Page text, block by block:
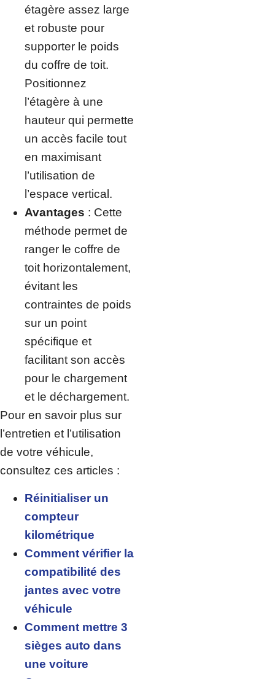
étagère assez large
et robuste pour
supporter le poids
du coffre de toit.
Positionnez
l’étagère à une
hauteur qui permette
un accès facile tout
en maximisant
l’utilisation de
l’espace vertical.
Avantages : Cette
méthode permet de
ranger le coffre de
toit horizontalement,
évitant les
contraintes de poids
sur un point
spécifique et
facilitant son accès
pour le chargement
et le déchargement.
Pour en savoir plus sur
l’entretien et l’utilisation
de votre véhicule,
consultez ces articles :
Réinitialiser un
compteur
kilométrique
Comment vérifier la
compatibilité des
jantes avec votre
véhicule
Comment mettre 3
sièges auto dans
une voiture